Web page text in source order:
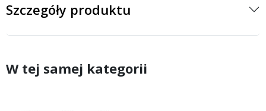
Szczegóły produktu
W tej samej kategorii